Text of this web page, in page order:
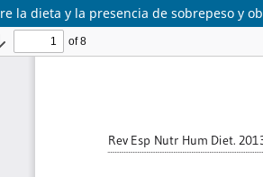
la dieta y la presencia de sobrepeso y